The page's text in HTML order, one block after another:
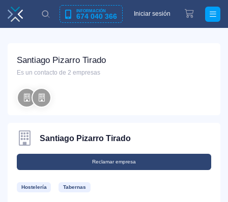
INFORMACIÓN
674 040 366 Iniciar sesión
Santiago Pizarro Tirado
Es un contacto de 2 empresas
Santiago Pizarro Tirado
Reclamar empresa
Hostelería Tabernas